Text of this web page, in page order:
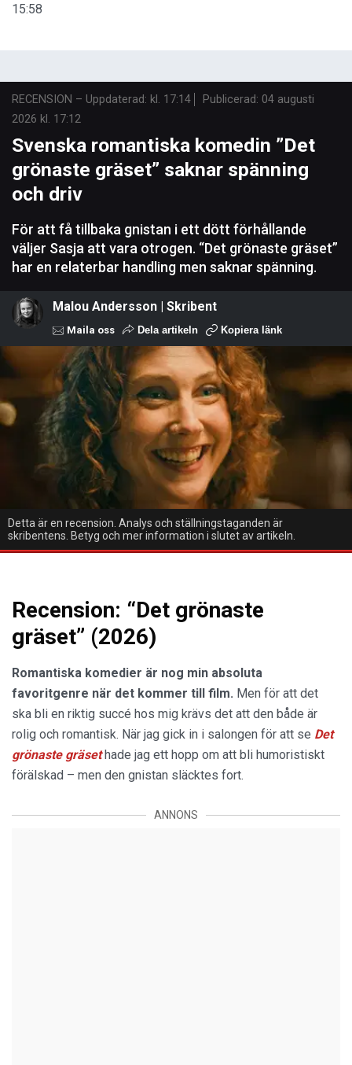
15:58
RECENSION – Uppdaterad: kl. 17:14 Publicerad: 04 augusti
2026 kl. 17:12
Svenska romantiska komedin ”Det
grönaste gräset” saknar spänning
och driv
För att få tillbaka gnistan i ett dött förhållande
väljer Sasja att vara otrogen. “Det grönaste gräset”
har en relaterbar handling men saknar spänning.
Malou Andersson | Skribent
Maila oss Dela artikeln Kopiera länk
Detta är en recension. Analys och ställningstaganden är
skribentens. Betyg och mer information i slutet av artikeln.
Recension: “Det grönaste
gräset” (2026)
Romantiska komedier är nog min absoluta
favoritgenre när det kommer till film. Men för att det
ska bli en riktig succé hos mig krävs det att den både är
rolig och romantisk. När jag gick in i salongen för att se Det
grönaste gräsethade jag ett hopp om att bli humoristiskt
förälskad – men den gnistan släcktes fort.
ANNONS